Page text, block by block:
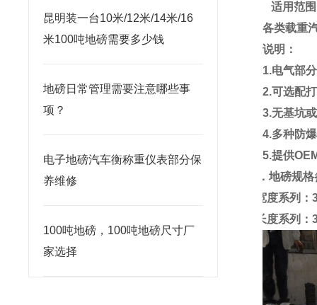
昆明装一台10米/12米/14米/16
米100吨地磅需要多少钱
地磅日常管理需要注意哪些事
项？
电子地磅汽车衡称重仪表部分保
养维修
100吨地磅，100吨地磅尺寸厂
家选择
适用范围
各类载重
说明：
1.电气部
2.可选配
3.无基坑
4.多种防
5.提供
三． 地磅规格
宽度系列：
长度系列：